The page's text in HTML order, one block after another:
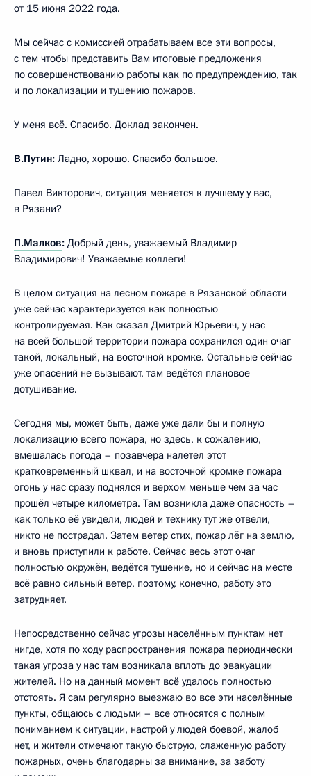
от 15 июня 2022 года.
Мы сейчас с комиссией отрабатываем все эти вопросы,
с тем чтобы представить Вам итоговые предложения
по совершенствованию работы как по предупреждению, так
и по локализации и тушению пожаров.
У меня всё. Спасибо. Доклад закончен.
В.Путин: Ладно, хорошо. Спасибо большое.
Павел Викторович, ситуация меняется к лучшему у вас,
в Рязани?
П.Малков: Добрый день, уважаемый Владимир
Владимирович! Уважаемые коллеги!
В целом ситуация на лесном пожаре в Рязанской области
уже сейчас характеризуется как полностью
контролируемая. Как сказал Дмитрий Юрьевич, у нас
на всей большой территории пожара сохранился один очаг
такой, локальный, на восточной кромке. Остальные сейчас
уже опасений не вызывают, там ведётся плановое
дотушивание.
Сегодня мы, может быть, даже уже дали бы и полную
локализацию всего пожара, но здесь, к сожалению,
вмешалась погода – позавчера налетел этот
кратковременный шквал, и на восточной кромке пожара
огонь у нас сразу поднялся и верхом меньше чем за час
прошёл четыре километра. Там возникла даже опасность –
как только её увидели, людей и технику тут же отвели,
никто не пострадал. Затем ветер стих, пожар лёг на землю,
и вновь приступили к работе. Сейчас весь этот очаг
полностью окружён, ведётся тушение, но и сейчас на месте
всё равно сильный ветер, поэтому, конечно, работу это
затрудняет.
Непосредственно сейчас угрозы населённым пунктам нет
нигде, хотя по ходу распространения пожара периодически
такая угроза у нас там возникала вплоть до эвакуации
жителей. Но на данный момент всё удалось полностью
отстоять. Я сам регулярно выезжаю во все эти населённые
пункты, общаюсь с людьми – все относятся с полным
пониманием к ситуации, настрой у людей боевой, жалоб
нет, и жители отмечают такую быструю, слаженную работу
пожарных, очень благодарны за внимание, за заботу